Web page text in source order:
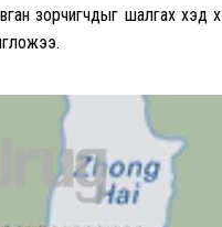
зорчигчдыг шалгах